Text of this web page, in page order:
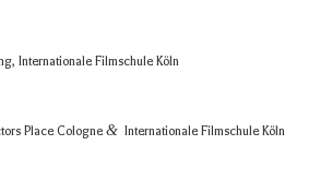
Inter­na­tio­nale Film­schule Köln
Place Colo­gne & Inter­na­tio­nale Film­schule Köln